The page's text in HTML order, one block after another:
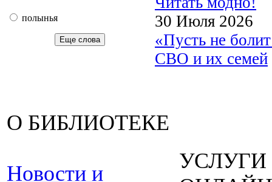
полынья
Еще слова
30 Июля 2026
«Пусть не
СВО и их семей
О БИБЛИОТЕКЕ
Новости и
УСЛУГИ